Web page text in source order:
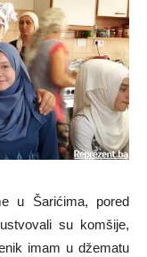
u Šarićima, pored
su komšije,
imam u džematu